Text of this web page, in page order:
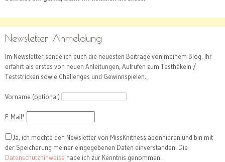
Newsletter-Anmeldung
Im Newsletter sende ich euch die neuesten Beiträge von meinem Blog. Ihr
erfahrt als erstes von neuen Anleitungen, Aufrufen zum Testhäkeln /
Teststricken sowie Challenges und Gewinnspielen.
Vorname (optional)
E-Mail*
Ja, ich möchte den Newsletter von MissKnitness abonnieren und bin mit
der Speicherung meiner eingegebenen Daten einverstanden. Die
Datenschutzhinweise habe ich zur Kenntnis genommen.